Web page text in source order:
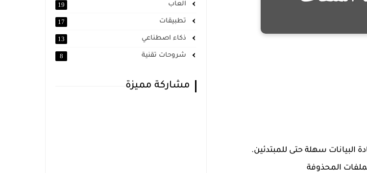
العاب 19
تطبيقات 17
ذكاء اصطناعي 13
شروحات تقنية 8
مشاركة مميزة